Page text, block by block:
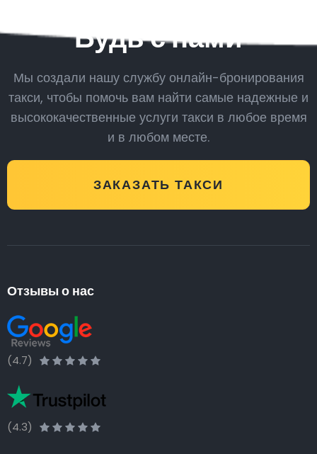
Будь с нами
Мы создали нашу службу онлайн-бронирования
такси, чтобы помочь вам найти самые надежные и
высококачественные услуги такси в любое время
и в любом месте.
ЗАКАЗАТЬ ТАКСИ
Отзывы о нас
(4.7)
(4.3)